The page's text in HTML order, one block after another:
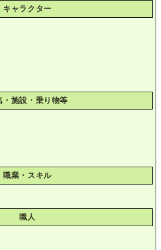
キャラクター
・施設・乗り物等
職業・スキル
職人